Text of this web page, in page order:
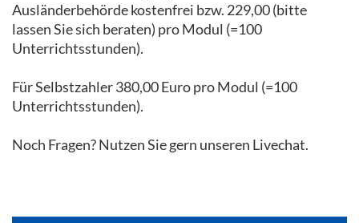
Ausländerbehörde kostenfrei bzw. 229,00 (bitte
lassen Sie sich beraten) pro Modul (=100
Unterrichtsstunden).
Für Selbstzahler 380,00 Euro pro Modul (=100
Unterrichtsstunden).
Noch Fragen? Nutzen Sie gern unseren Livechat.